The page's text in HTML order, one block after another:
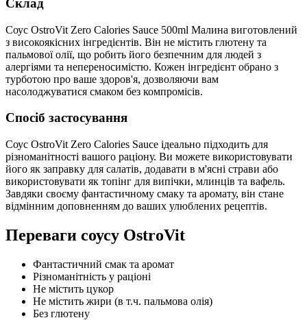
Склад
Соус OstroVit Zero Calories Sauce 500ml Малина виготовлений
з високоякісних інгредієнтів. Він не містить глютену та
пальмової олії, що робить його безпечним для людей з
алергіями та непереносимістю. Кожен інгредієнт обрано з
турботою про ваше здоров'я, дозволяючи вам
насолоджуватися смаком без компромісів.
Спосіб застосування
Соус OstroVit Zero Calories Sauce ідеально підходить для
різноманітності вашого раціону. Ви можете використовувати
його як заправку для салатів, додавати в м'ясні страви або
використовувати як топінг для випічки, млинців та вафель.
Завдяки своєму фантастичному смаку та аромату, він стане
відмінним доповненням до ваших улюблених рецептів.
Переваги соусу OstroVit
Фантастичний смак та аромат
Різноманітність у раціоні
Не містить цукор
Не містить жири (в т.ч. пальмова олія)
Без глютену